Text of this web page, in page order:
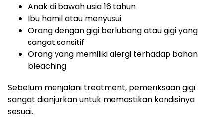
Anak di bawah usia 16 tahun
Ibu hamil atau menyusui
Orang dengan gigi berlubang atau gigi yang
sangat sensitif
Orang yang memiliki alergi terhadap bahan
bleaching
Sebelum menjalani treatment, pemeriksaan gigi
sangat dianjurkan untuk memastikan kondisinya
sesuai.